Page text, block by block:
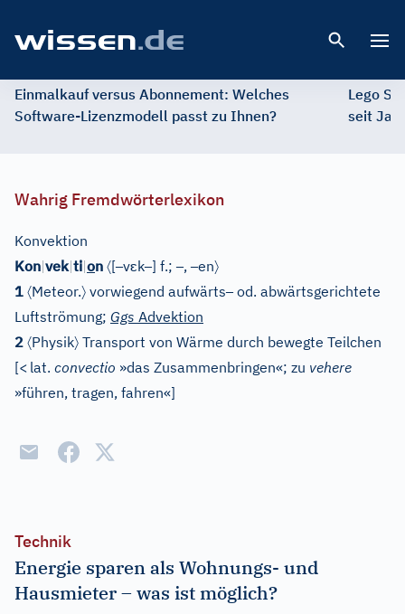
Einmalkauf versus Abonnement: Welches
Software-Lizenzmodell passt zu Ihnen?
Lego
seit
Wahrig Fremdwörterlexikon
Konvektion
Kon|vek|ti|on 〈[–vɛk–] f.;–,–en〉
1 〈Meteor.〉 vorwiegend aufwärts–od. abwärtsgerichtete
Luftströmung; Ggs Advektion
2 〈Physik〉 Transport von Wärme durch bewegte Teilchen
[< lat. convectio »das Zusammenbringen«; zu vehere
»führen, tragen, fahren«]
Technik
Energie sparen als Wohnungs- und
Hausmieter – was ist möglich?